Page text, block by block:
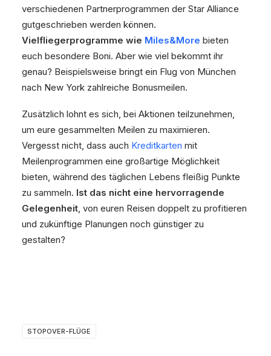
verschiedenen Partnerprogrammen der Star Alliance
gutgeschrieben werden können.
Vielfliegerprogramme wie Miles&More bieten
euch besondere Boni. Aber wie viel bekommt ihr
genau? Beispielsweise bringt ein Flug von München
nach New York zahlreiche Bonusmeilen.
Zusätzlich lohnt es sich, bei Aktionen teilzunehmen,
um eure gesammelten Meilen zu maximieren.
Vergesst nicht, dass auch Kreditkarten mit
Meilenprogrammen eine großartige Möglichkeit
bieten, während des täglichen Lebens fleißig Punkte
zu sammeln. Ist das nicht eine hervorragende
Gelegenheit, von euren Reisen doppelt zu profitieren
und zukünftige Planungen noch günstiger zu
gestalten?
STOPOVER-FLÜGE